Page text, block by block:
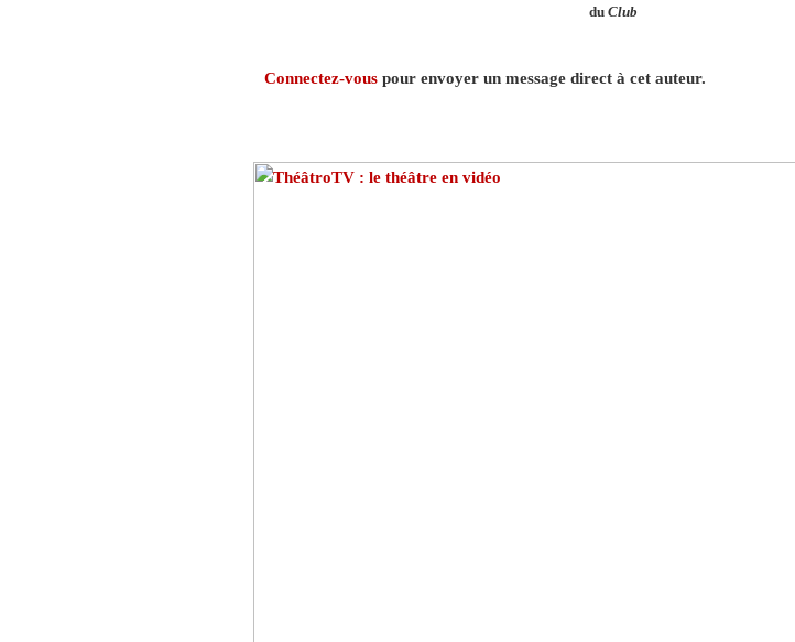
du Club
Connectez-vous pour envoyer un message direct à cet auteur.